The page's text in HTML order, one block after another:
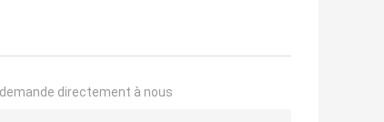
directement à nous